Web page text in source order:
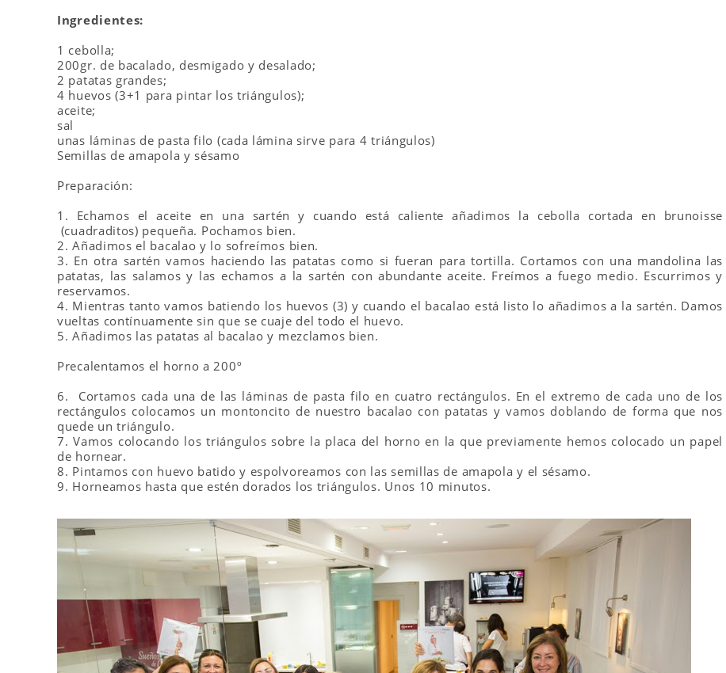
Ingredientes:
1 cebolla;
200gr. de bacalado, desmigado y desalado;
2 patatas grandes;
4 huevos (3+1 para pintar los triángulos);
aceite;
sal
unas láminas de pasta filo (cada lámina sirve para 4 triángulos)
Semillas de amapola y sésamo
Preparación:
1. Echamos el aceite en una sartén y cuando está caliente añadimos la cebolla cortada en brunoisse
(cuadraditos) pequeña. Pochamos bien.
2. Añadimos el bacalao y lo sofreímos bien.
3. En otra sartén vamos haciendo las patatas como si fueran para tortilla. Cortamos con una mandolina las
patatas, las salamos y las echamos a la sartén con abundante aceite. Freímos a fuego medio. Escurrimos y
reservamos.
4. Mientras tanto vamos batiendo los huevos (3) y cuando el bacalao está listo lo añadimos a la sartén. Damos
vueltas contínuamente sin que se cuaje del todo el huevo.
5. Añadimos las patatas al bacalao y mezclamos bien.
Precalentamos el horno a 200º
6. Cortamos cada una de las láminas de pasta filo en cuatro rectángulos. En el extremo de cada uno de los
rectángulos colocamos un montoncito de nuestro bacalao con patatas y vamos doblando de forma que nos
quede un triángulo.
7. Vamos colocando los triángulos sobre la placa del horno en la que previamente hemos colocado un papel
de hornear.
8. Pintamos con huevo batido y espolvoreamos con las semillas de amapola y el sésamo.
9. Horneamos hasta que estén dorados los triángulos. Unos 10 minutos.